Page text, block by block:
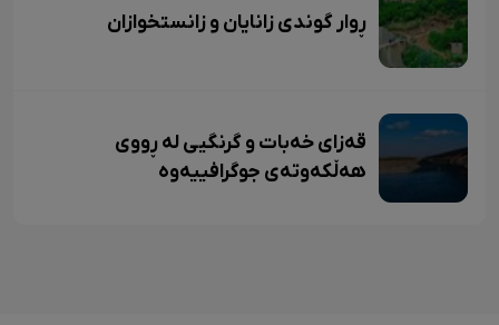
ڕوار گوندی زانایان و زانستخوازان
قەزای خەبات و گرنگیی لە ڕووی
هەڵکەوتەی جوگرافییەوە